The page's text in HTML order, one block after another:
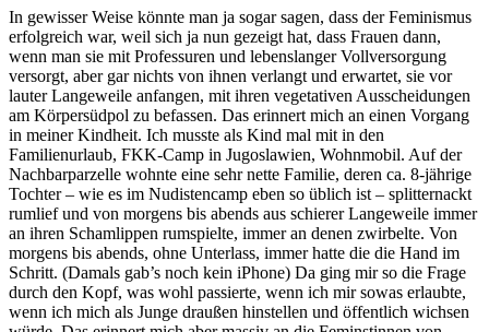
In gewisser Weise könnte man ja sogar sagen, dass der Feminismus
erfolgreich war, weil sich ja nun gezeigt hat, dass Frauen dann,
wenn man sie mit Professuren und lebenslanger Vollversorgung
versorgt, aber gar nichts von ihnen verlangt und erwartet, sie vor
lauter Langeweile anfangen, mit ihren vegetativen Ausscheidungen
am Körpersüdpol zu befassen. Das erinnert mich an einen Vorgang
in meiner Kindheit. Ich musste als Kind mal mit in den
Familienurlaub, FKK-Camp in Jugoslawien, Wohnmobil. Auf der
Nachbarparzelle wohnte eine sehr nette Familie, deren ca. 8-jährige
Tochter – wie es im Nudistencamp eben so üblich ist – splitternackt
rumlief und von morgens bis abends aus schierer Langeweile immer
an ihren Schamlippen rumspielte, immer an denen zwirbelte. Von
morgens bis abends, ohne Unterlass, immer hatte die die Hand im
Schritt. (Damals gab’s noch kein iPhone) Da ging mir so die Frage
durch den Kopf, was wohl passierte, wenn ich mir sowas erlaubte,
wenn ich mich als Junge draußen hinstellen und öffentlich wichsen